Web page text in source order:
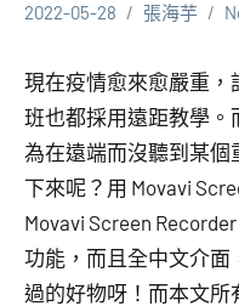
2022-05-28
張海芋
現在疫情愈來愈嚴重，
班也都採用遠距教學。
為在遠端而沒聽到某
下來呢？用 Movavi
Movavi Screen
功能，而且全中文介
過的好物呀！而本文所